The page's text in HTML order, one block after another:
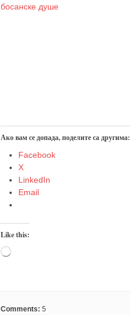
босанске душе
Ако вам се допада, поделите са другима:
Facebook
X
LinkedIn
Email
Like this:
Loading…
Comments: 5